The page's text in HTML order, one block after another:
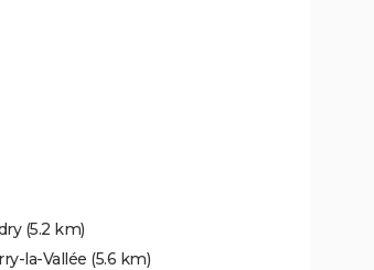
(5.2 km)
la-Vallée (5.6 km)